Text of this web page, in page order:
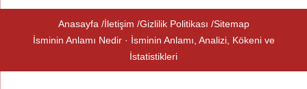
Anasayfa İletişim Gizlilik Politikası Sitemap
İsminin Anlamı Nedir · İsminin Anlamı, Analizi, Kökeni ve
İstatistikleri